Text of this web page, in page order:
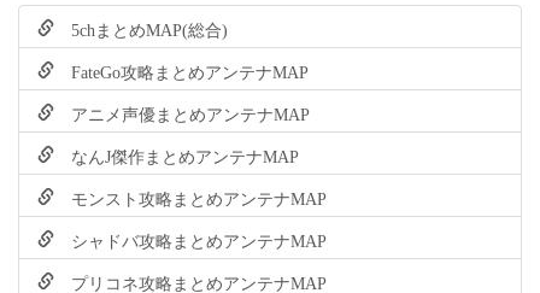
5chまとめMAP(総合)
FateGo攻略まとめアンテナMAP
アニメ声優まとめアンテナMAP
なんJ傑作まとめアンテナMAP
モンスト攻略まとめアンテナMAP
シャドバ攻略まとめアンテナMAP
プリコネ攻略まとめアンテナMAP